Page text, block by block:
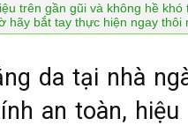
trên gần gũi và không hề
hãy bắt tay thực hiện ngay thôi
da tại nhà
an toàn,